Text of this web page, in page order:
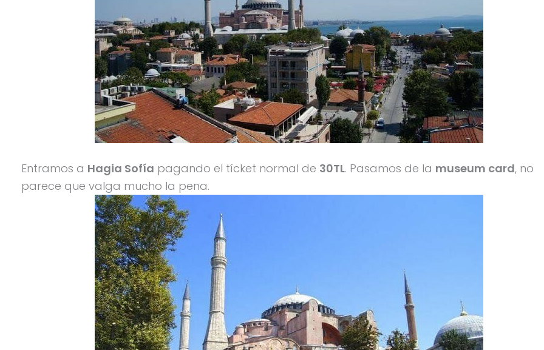
Entramos a Hagia Sofía pagando el tícket normal de 30TL. Pasamos de la museum card, no
parece que valga mucho la pena.